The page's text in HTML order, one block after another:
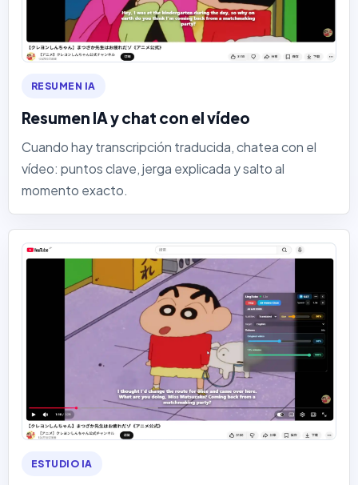
RESUMEN IA
Resumen IA y chat con el vídeo
Cuando hay transcripción traducida, chatea con el
vídeo: puntos clave, jerga explicada y salto al
momento exacto.
ESTUDIO IA